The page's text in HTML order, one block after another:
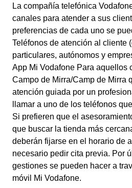
La compañía telefónica
canales para atender a sus
preferencias de cada uno se
Teléfonos de atención al cliente
particulares, autónomos y
App Mi Vodafone Para aquellos
Campo de Mirra/Camp de Mirra
atención guiada por un
llamar a uno de los teléfonos
Si prefieren que el
que buscar la tienda más
deberán fijarse en el horario de
necesario pedir cita previa. Por
gestiones se pueden hacer a
móvil Mi Vodafone.